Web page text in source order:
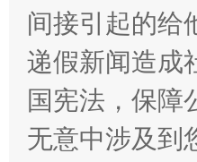
间接引起的给
递假新闻造成
国宪法，保障
无意中涉及到